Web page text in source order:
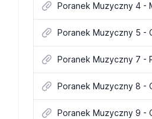
Poranek Muzyczny 4 -
Poranek Muzyczny 5 -
Poranek Muzyczny 7 -
Poranek Muzyczny 8 -
Poranek Muzyczny 9 -